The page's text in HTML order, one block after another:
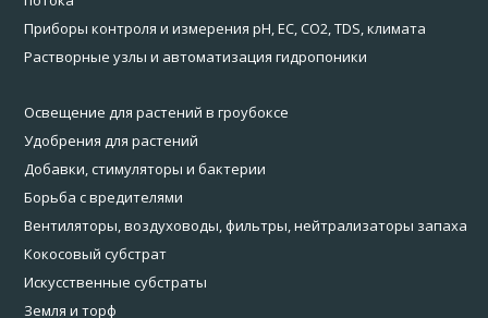
Приборы контроля и измерения pH, EC, CO2, TDS, климата
Растворные узлы и автоматизация гидропоники
Освещение для растений в гроубоксе
Удобрения для растений
Добавки, стимуляторы и бактерии
Борьба с вредителями
Вентиляторы, воздуховоды, фильтры, нейтрализаторы запаха
Кокосовый субстрат
Искусственные субстраты
Земля и торф